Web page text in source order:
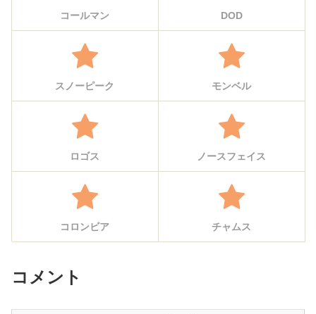
コールマン DOD
スノーピーク モンベル
ロゴス ノースフェイス
コロンビア チャムス
コメント